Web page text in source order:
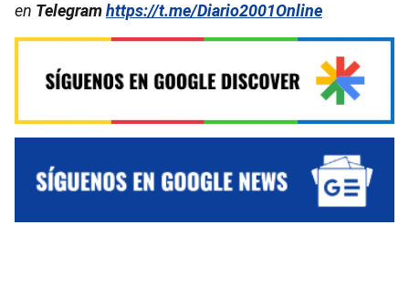
en Telegramhttps://t.me/Diario2001Online